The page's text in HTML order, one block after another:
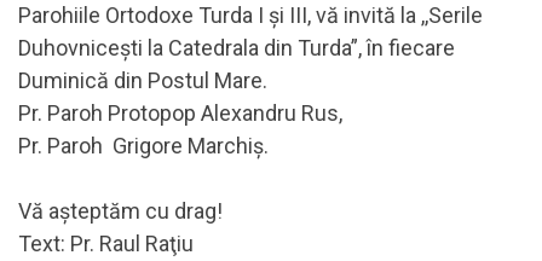
Parohiile Ortodoxe Turda I şi III, vă invită la ,,Serile
Duhovniceşti la Catedrala din Turda”, în fiecare
Duminică din Postul Mare.
Pr. Paroh Protopop Alexandru Rus,
Pr. Paroh Grigore Marchiş.
Vă aşteptăm cu drag!
Text: Pr. Raul Raţiu